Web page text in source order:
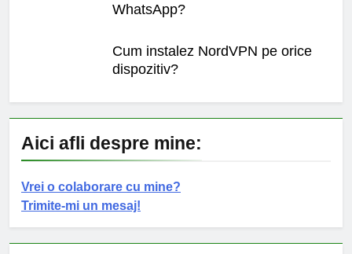
WhatsApp?
Cum instalez NordVPN pe orice
dispozitiv?
Aici afli despre mine:
Vrei o colaborare cu mine?
Trimite-mi un mesaj!